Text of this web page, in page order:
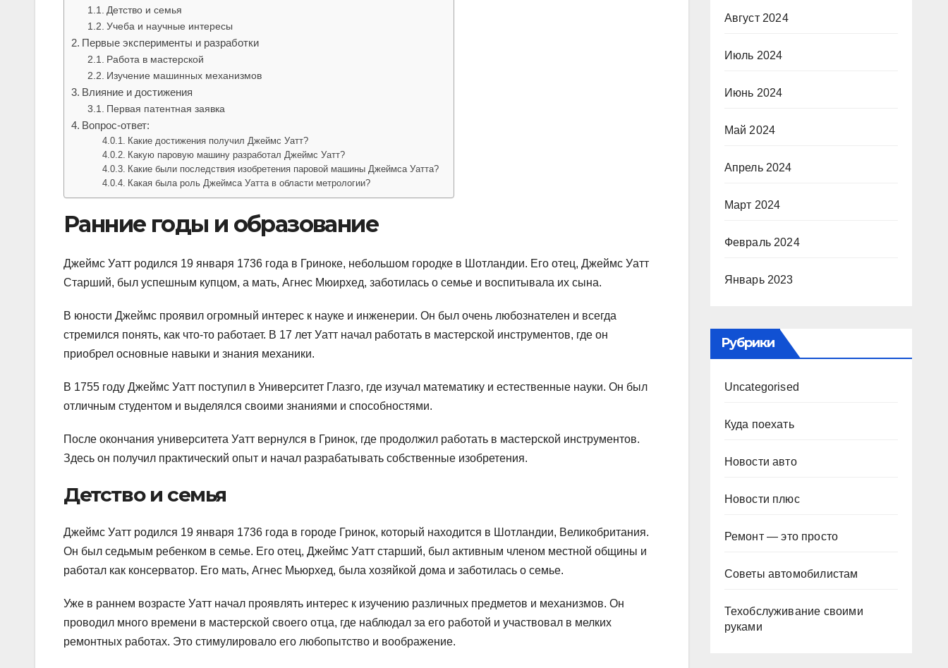
Детство и семья
Учеба и научные интересы
Первые эксперименты и разработки
Работа в мастерской
Изучение машинных механизмов
Влияние и достижения
Первая патентная заявка
Вопрос-ответ:
Какие достижения получил Джеймс Уатт?
Какую паровую машину разработал Джеймс Уатт?
Какие были последствия изобретения паровой машины Джеймса Уатта?
Какая была роль Джеймса Уатта в области метрологии?
Ранние годы и образование
Джеймс Уатт родился 19 января 1736 года в Гриноке, небольшом городке в Шотландии. Его отец, Джеймс Уатт
Старший, был успешным купцом, а мать, Агнес Мюирхед, заботилась о семье и воспитывала их сына.
В юности Джеймс проявил огромный интерес к науке и инженерии. Он был очень любознателен и всегда
стремился понять, как что-то работает. В 17 лет Уатт начал работать в мастерской инструментов, где он
приобрел основные навыки и знания механики.
В 1755 году Джеймс Уатт поступил в Университет Глазго, где изучал математику и естественные науки. Он был
отличным студентом и выделялся своими знаниями и способностями.
После окончания университета Уатт вернулся в Гринок, где продолжил работать в мастерской инструментов.
Здесь он получил практический опыт и начал разрабатывать собственные изобретения.
Детство и семья
Джеймс Уатт родился 19 января 1736 года в городе Гринок, который находится в Шотландии, Великобритания.
Он был седьмым ребенком в семье. Его отец, Джеймс Уатт старший, был активным членом местной общины и
работал как консерватор. Его мать, Агнес Мьюрхед, была хозяйкой дома и заботилась о семье.
Уже в раннем возрасте Уатт начал проявлять интерес к изучению различных предметов и механизмов. Он
проводил много времени в мастерской своего отца, где наблюдал за его работой и участвовал в мелких
ремонтных работах. Это стимулировало его любопытство и воображение.
Август 2024
Июль 2024
Июнь 2024
Май 2024
Апрель 2024
Март 2024
Февраль 2024
Январь 2023
Рубрики
Uncategorised
Куда поехать
Новости авто
Новости плюс
Ремонт — это просто
Советы автомобилистам
Техобслуживание своими
руками